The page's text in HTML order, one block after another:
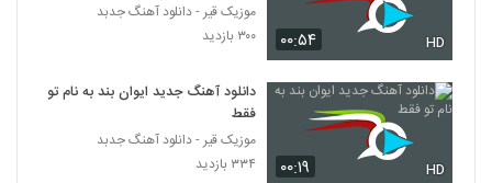
آهنگ مسند بنام وابده
۱۹۴ بازدید
آهنگ رضا ثابتی بنام مهم نیست
۰۰:۵۴ HD
موزیک قیر - دانلود آهنگ جدبد
۳۰۰ بازدید
۰۰:۱۹ HD
دانلود آهنگ جدید ایوان بند به نام تو
فقط
موزیک قیر - دانلود آهنگ جدبد
۳۳۴ بازدید